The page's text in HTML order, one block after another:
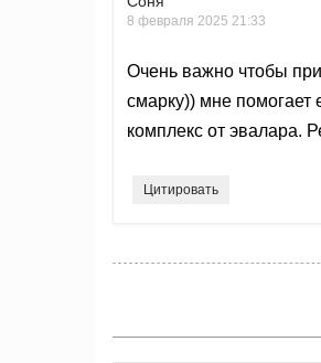
8 февраля 2025 21:33
Очень важно чтобы
смарку)) мне
комплекс от эвалара.
Цитировать